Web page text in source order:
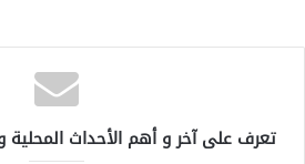
تعرف على آخر و أهم الأحداث المحلية